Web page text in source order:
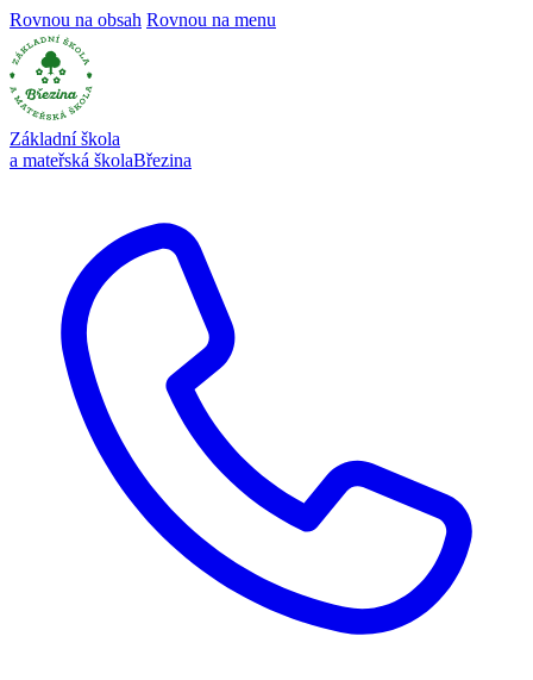
Rovnou na obsah Rovnou na menu
Základní škola
a mateřská školaBřezina